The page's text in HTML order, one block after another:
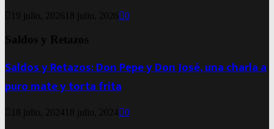
19 julio, 2026 18 julio, 2026 0
Saldos y Retazos
Saldos y Retazos: Don Pepe y Don José, una charla a
puro mate y torta frita
18 julio, 2024 18 julio, 2024 0